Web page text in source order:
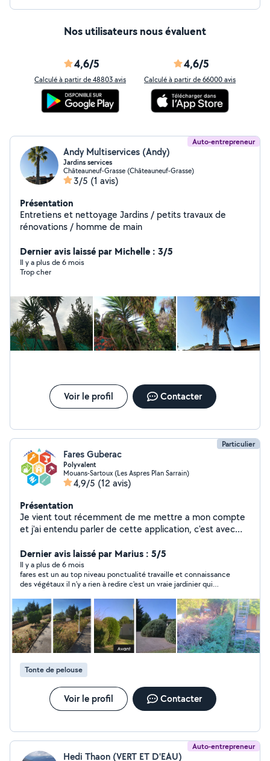
Nos utilisateurs nous évaluent
4,6/5
Calculé à partir de 48803 avis
4,6/5
Calculé à partir de 66000 avis
Auto-entrepreneur
Andy Multiservices (Andy)
Jardins services
Châteauneuf-Grasse (Châteauneuf-Grasse)
3/5 (1 avis)
Présentation
Entretiens et nettoyage Jardins / petits travaux de
rénovations / homme de main
Dernier avis laissé par Michelle : 3/5
Il y a plus de 6 mois
Trop cher
Voir le profil Contacter
Particulier
Fares Guberac
Polyvalent
Mouans-Sartoux (Les Aspres Plan Sarrain)
4,9/5 (12 avis)
Présentation
Je vient tout récemment de me mettre a mon compte
et j'ai entendu parler de cette application, c'est avec
votre jardin mais aussi pour des
déménagements,manutention etc
Dernier avis laissé par Marius : 5/5
Il y a plus de 6 mois
fares est un au top niveau ponctualité travaille et connaissance
des végétaux il n'y a rien à redire c'est un vraie jardinier qui
bientot
Tonte de pelouse
Voir le profil Contacter
Auto-entrepreneur
Hedi Thaon (VERT ET D'EAU)